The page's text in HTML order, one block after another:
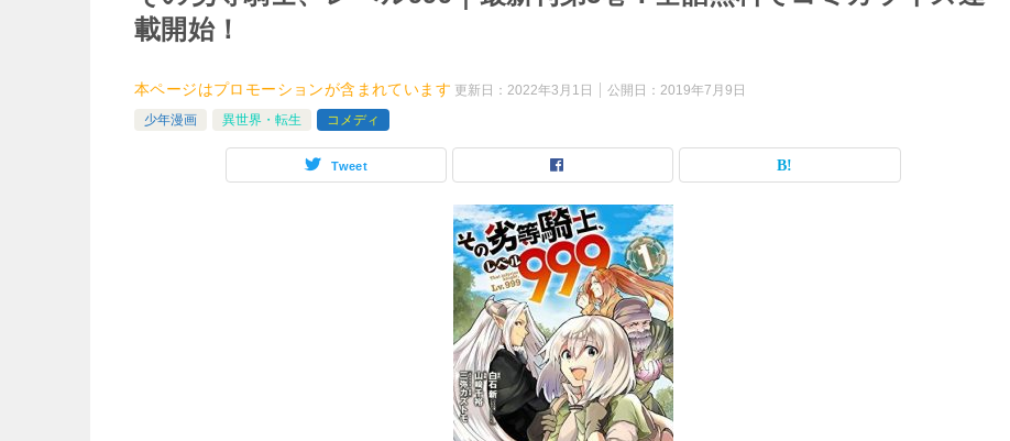
載開始！
本ページはプロモーションが含まれています 更新日：2022年3月1日 公開日：2019年7月9日
少年漫画
異世界・転生 コメディ
Tweet